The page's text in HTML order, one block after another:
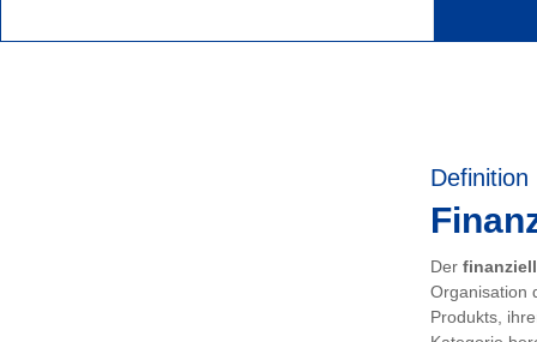
Definition
Der
Organisation
Produkts,